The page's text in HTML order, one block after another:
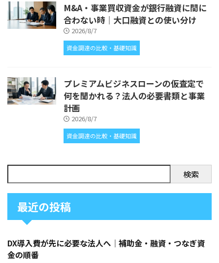
M&A・事業買収資金が銀行融資に間に
合わない時｜大口融資との使い分け
2026/8/7
資金調達の比較・基礎知識
プレミアムビジネスローンの仮査定で
何を聞かれる？法人の必要書類と事業
計画
2026/8/7
資金調達の比較・基礎知識
検索
最近の投稿
DX導入費が先に必要な法人へ｜補助金・融資・つなぎ資
金の順番